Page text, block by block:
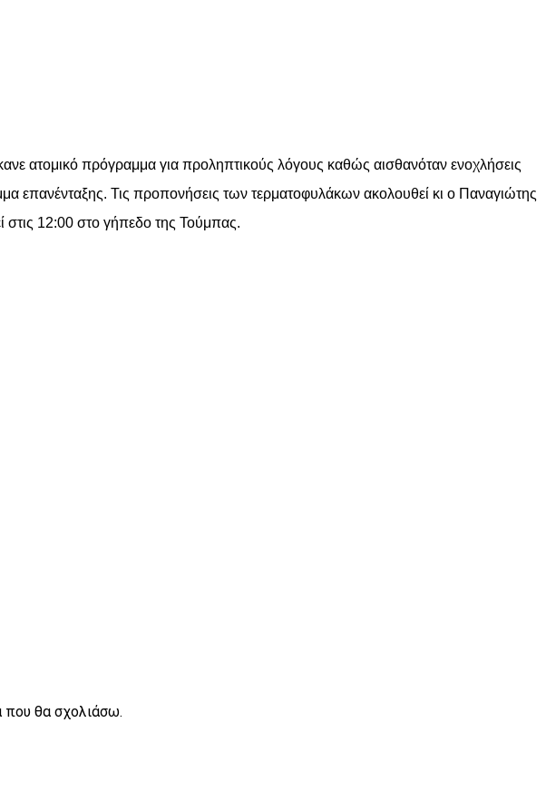
πρόγραμμα για προληπτικούς λόγους καθώς αισθανόταν ενοχλήσεις
επανένταξης. Τις προπονήσεις των τερματοφυλάκων ακολουθεί κι ο Παναγιώτης
12:00 στο γήπεδο της Τούμπας.
που θα σχολιάσω.